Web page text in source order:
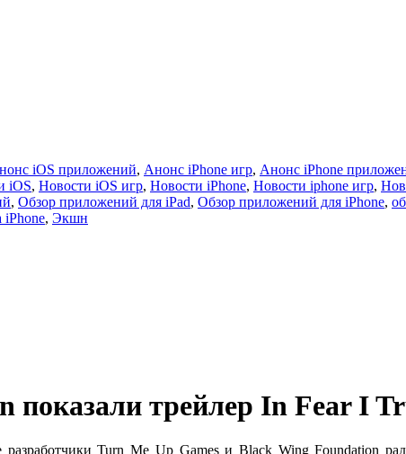
iOS приложений, Анонс iPhone игр, Анонс iPhone
iOS, Новости iOS игр, Новости iPhone, Новости iphone игр,
, Обзор приложений для iPad, Обзор приложений для iPhone,
, Экшн
показали трейлер In Fear I
Turn Me Up Games и Black Wing Foundation